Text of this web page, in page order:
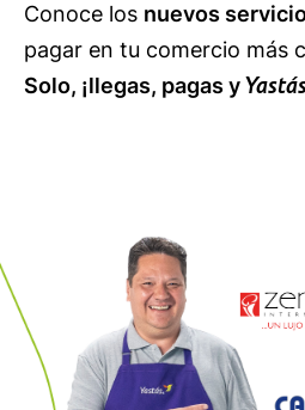
Conoce los nuevos
pagar en tu comercio más
Solo, ¡llegas, pagas y